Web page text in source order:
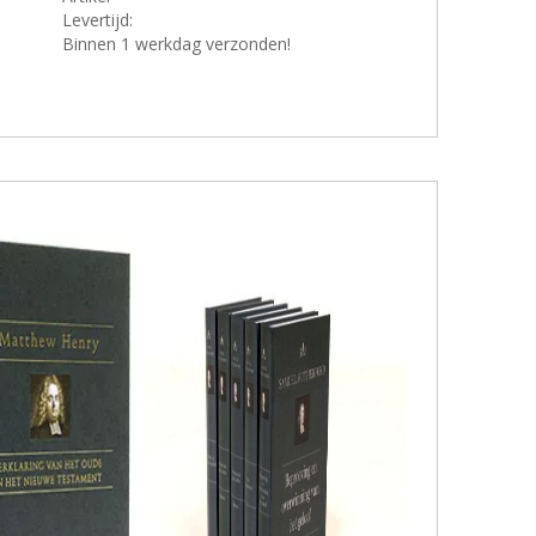
Levertijd:
Binnen 1 werkdag verzonden!